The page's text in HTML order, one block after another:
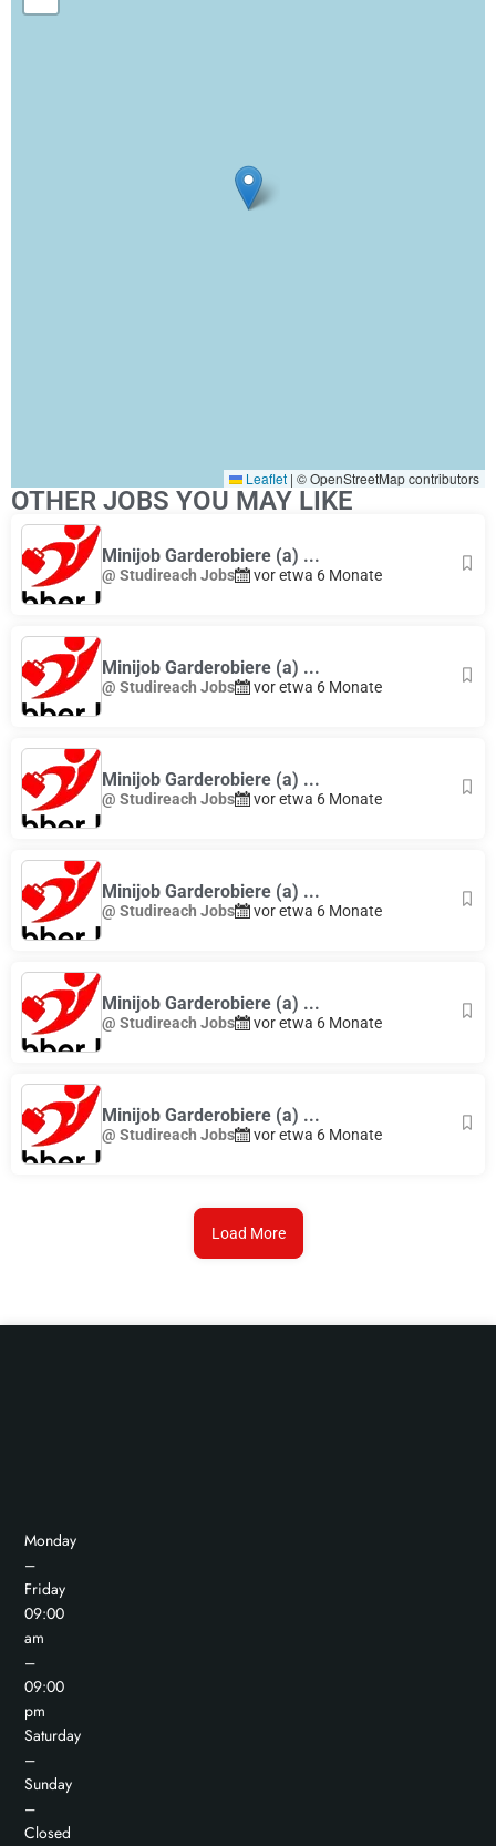
Leaflet | © OpenStreetMap contributors
OTHER JOBS YOU MAY LIKE
Minijob Garderobiere (a) ...
@ Studireach Jobs vor etwa 6 Monate
Minijob Garderobiere (a) ...
@ Studireach Jobs vor etwa 6 Monate
Minijob Garderobiere (a) ...
@ Studireach Jobs vor etwa 6 Monate
Minijob Garderobiere (a) ...
@ Studireach Jobs vor etwa 6 Monate
Minijob Garderobiere (a) ...
@ Studireach Jobs vor etwa 6 Monate
Minijob Garderobiere (a) ...
@ Studireach Jobs vor etwa 6 Monate
Load More
Monday
–
Friday
09:00
am
–
09:00
pm
Saturday
–
Sunday
–
Closed